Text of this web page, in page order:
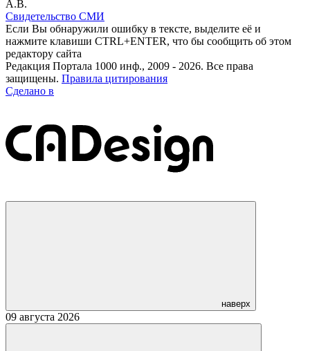
А.В.
Свидетельство СМИ
Если Вы обнаружили ошибку в тексте, выделите её и
нажмите клавиши CTRL+ENTER, что бы сообщить об этом
редактору сайта
Редакция Портала 1000 инф., 2009 - 2026. Все права
защищены. Правила цитирования
Сделано в
наверх
09 августа 2026